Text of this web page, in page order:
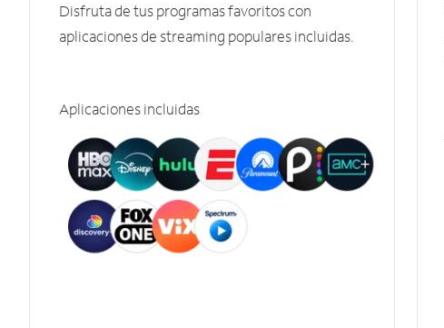
Disfruta de tus programas favoritos con
aplicaciones de streaming populares incluidas.
Aplicaciones incluidas